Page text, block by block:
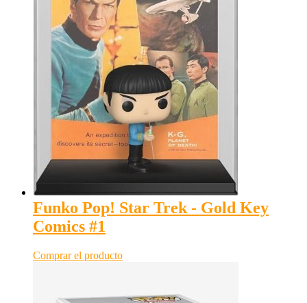
Funko Pop! Star Trek - Gold Key
Comics #1
Comprar el producto